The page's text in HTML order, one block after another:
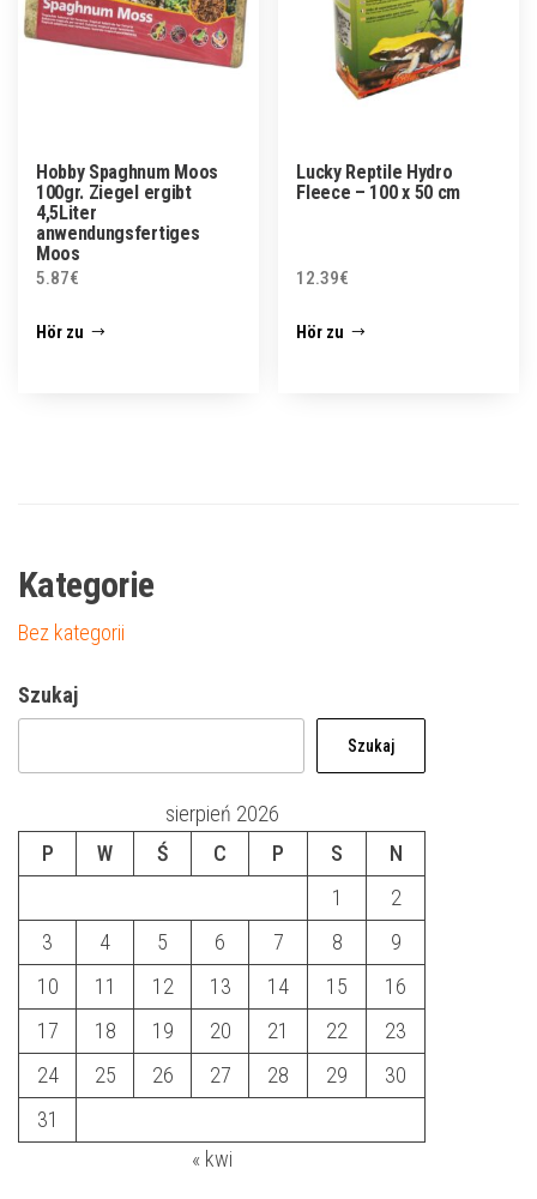
Hobby Spaghnum Moos
100gr. Ziegel ergibt
4,5Liter
anwendungsfertiges
Moos
5.87€
Hör zu
Lucky Reptile Hydro
Fleece – 100 x 50 cm
12.39€
Hör zu
Kategorie
Bez kategorii
Szukaj
Szukaj
sierpień 2026
P
W Ś C P S
N
1
2
3
4 5 6 7 8
9
10
11 12 13 14 15
16
17
18 19 20 21 22
23
24
25 26 27 28 29
30
31
« kwi